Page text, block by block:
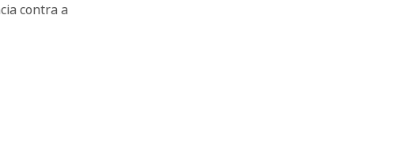
contra a